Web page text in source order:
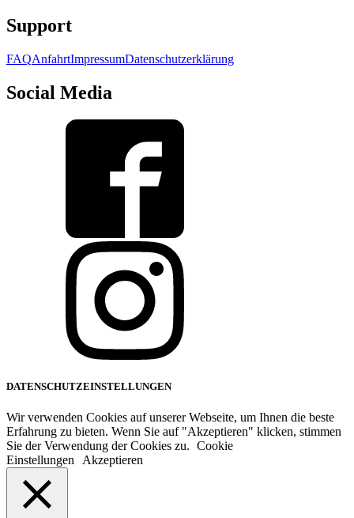
Support
FAQAnfahrtImpressumDatenschutzerklärung
Social Media
DATENSCHUTZEINSTELLUNGEN
Wir verwenden Cookies auf unserer Webseite, um Ihnen die beste
Erfahrung zu bieten. Wenn Sie auf "Akzeptieren" klicken, stimmen
Sie der Verwendung der Cookies zu. Cookie
Einstellungen
Akzeptieren